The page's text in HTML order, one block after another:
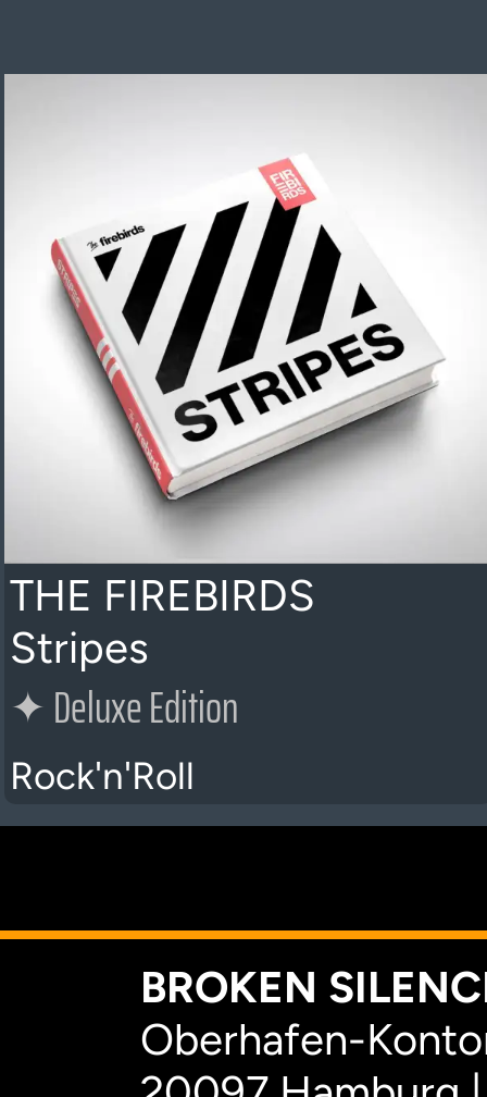
THE FIREBIRDS
Stripes
✦Deluxe Edition
Rock'n'Roll
BROKEN
Oberhafen-